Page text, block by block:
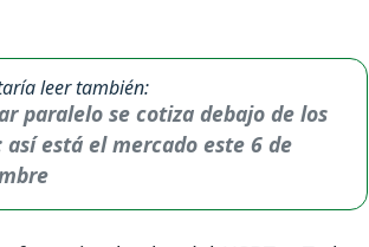
leer también:
paralelo se cotiza debajo de los
así está el mercado este 6 de